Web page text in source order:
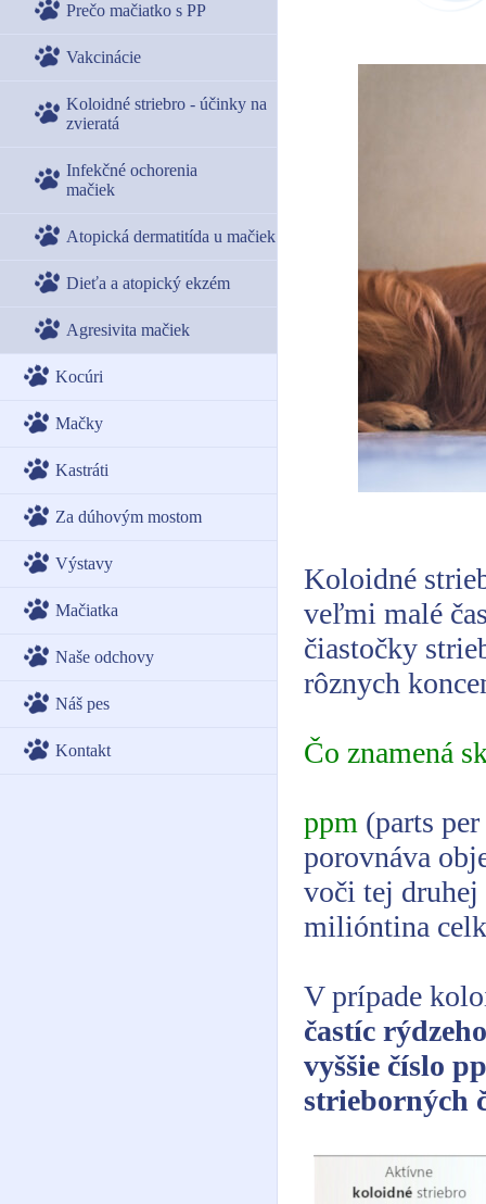
Prečo mačiatko s PP
Vakcinácie
Koloidné striebro - účinky na
zvieratá
Infekčné ochorenia
mačiek
Atopická dermatitída u mačiek
Dieťa a atopický ekzém
Agresivita mačiek
Kocúri
Mačky
Kastráti
Za dúhovým mostom
Výstavy
Mačiatka
Naše odchovy
Náš pes
Kontakt
Koloidné
veľmi malé
čiastočky
rôznych
Čo znamená
ppm (parts
porovnáva
voči tej
milióntina
V prípade
častíc
vyššie číslo
strieborných